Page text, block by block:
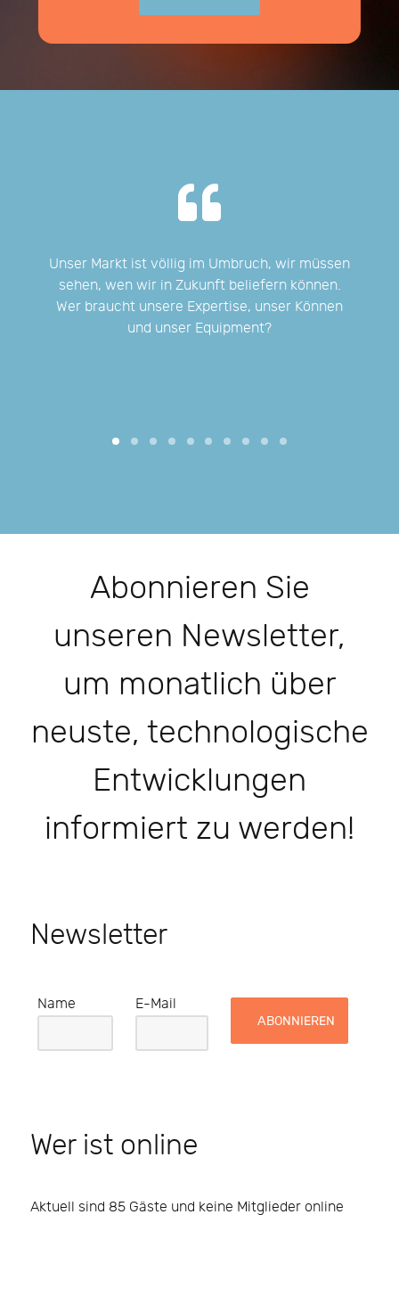
Unser Markt ist völlig im Umbruch, wir müssen
sehen, wen wir in Zukunft beliefern können.
Wer braucht unsere Expertise, unser Können
und unser Equipment?
Abonnieren Sie
unseren Newsletter,
um monatlich über
neuste, technologische
Entwicklungen
informiert zu werden!
Newsletter
Name E-Mail
Wer ist online
Aktuell sind 85 Gäste und keine Mitglieder online